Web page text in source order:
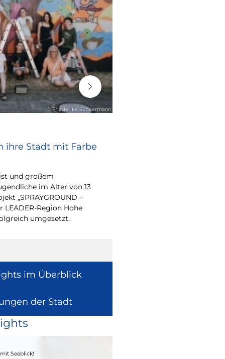
© Friederike Sundermann
ihre Stadt mit Farbe
und großem
im Alter von 13
„SPRAYGROUND –
Region Hohe
umgesetzt.
im Überblick
der Stadt
Seeblick!